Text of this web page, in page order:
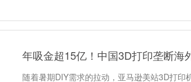
年吸金超15亿！中国3D打印垄断海
随着暑期DIY需求的拉动，亚马逊美站3D打